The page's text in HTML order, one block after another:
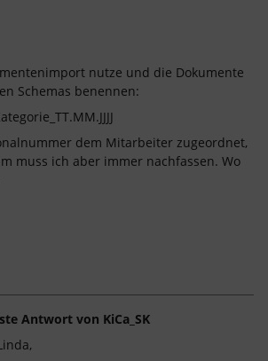
nutze und die Dokumente
Schemas benennen:
dem Mitarbeiter zugeordnet,
muss ich aber immer nachfassen. Wo
Antwort von KiCa_SK